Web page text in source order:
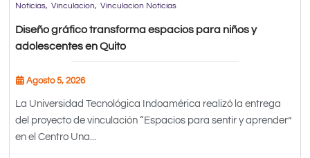
Noticias Vinculacion Vinculacion Noticias
Diseño gráfico transforma espacios para niños y
adolescentes en Quito
Agosto 5, 2026
La Universidad Tecnológica Indoamérica realizó la entrega
del proyecto de vinculación “Espacios para sentir y aprender”
en el Centro Una...